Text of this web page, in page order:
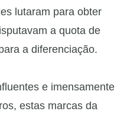
lutaram para obter
a quota de
a diferenciação.
e imensamente
estas marcas da